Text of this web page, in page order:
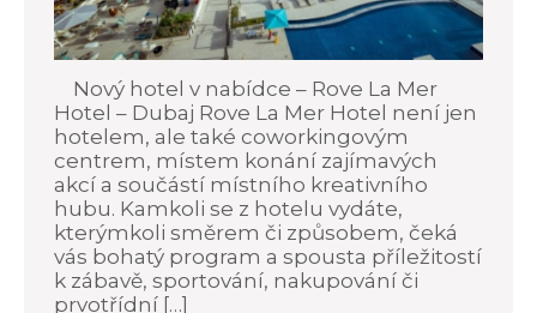
Nový hotel v nabídce – Rove La Mer
Hotel – Dubaj Rove La Mer Hotel není jen
hotelem, ale také coworkingovým
centrem, místem konání zajímavých
akcí a součástí místního kreativního
hubu. Kamkoli se z hotelu vydáte,
kterýmkoli směrem či způsobem, čeká
vás bohatý program a spousta příležitostí
k zábavě, sportování, nakupování či
prvotřídní […]